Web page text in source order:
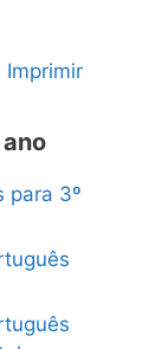
Imprimir
para 3º